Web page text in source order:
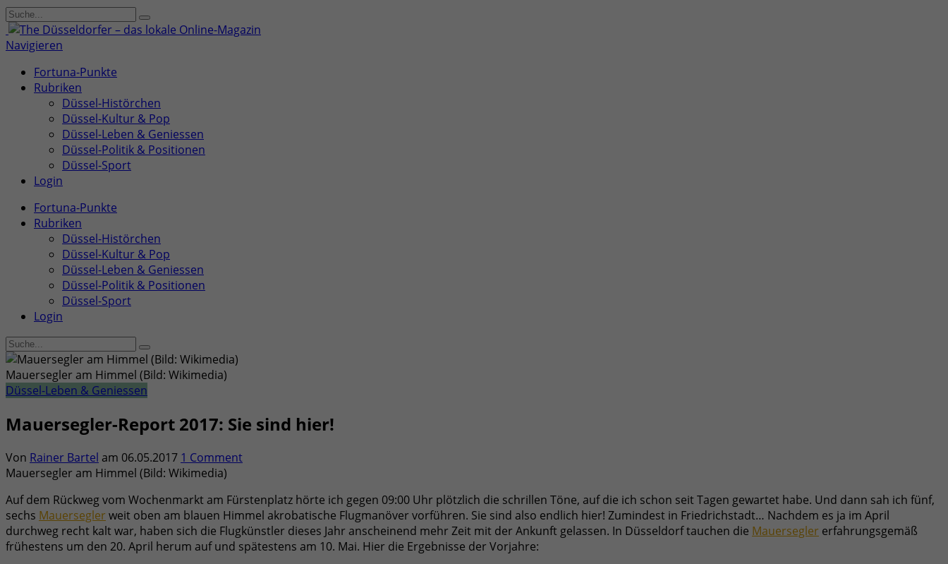
Navigieren
Fortuna-Punkte
Rubriken
Düssel-Histörchen
Düssel-Kultur & Pop
Düssel-Leben & Geniessen
Düssel-Politik & Positionen
Düssel-Sport
Login
Fortuna-Punkte
Rubriken
Düssel-Histörchen
Düssel-Kultur & Pop
Düssel-Leben & Geniessen
Düssel-Politik & Positionen
Düssel-Sport
Login
Mauersegler am Himmel (Bild: Wikimedia)
Düssel-Leben & Geniessen
Mauersegler-Report 2017: Sie sind hier!
Von Rainer Bartel am 06.05.2017 1 Comment
Mauersegler am Himmel (Bild: Wikimedia)
Auf dem Rückweg vom Wochenmarkt am Fürstenplatz hörte ich gegen 09:00 Uhr plötzlich die schrillen Töne, auf die ich schon seit Tagen gewartet habe. Und dann sah ich fünf,
sechs Mauersegler weit oben am blauen Himmel akrobatische Flugmanöver vorführen. Sie sind also endlich hier! Zumindest in Friedrichstadt… Nachdem es ja im April
durchweg recht kalt war, haben sich die Flugkünstler dieses Jahr anscheinend mehr Zeit mit der Ankunft gelassen. In Düsseldorf tauchen die Mauersegler erfahrungsgemäß
frühestens um den 20. April herum auf und spätestens am 10. Mai. Hier die Ergebnisse der Vorjahre: